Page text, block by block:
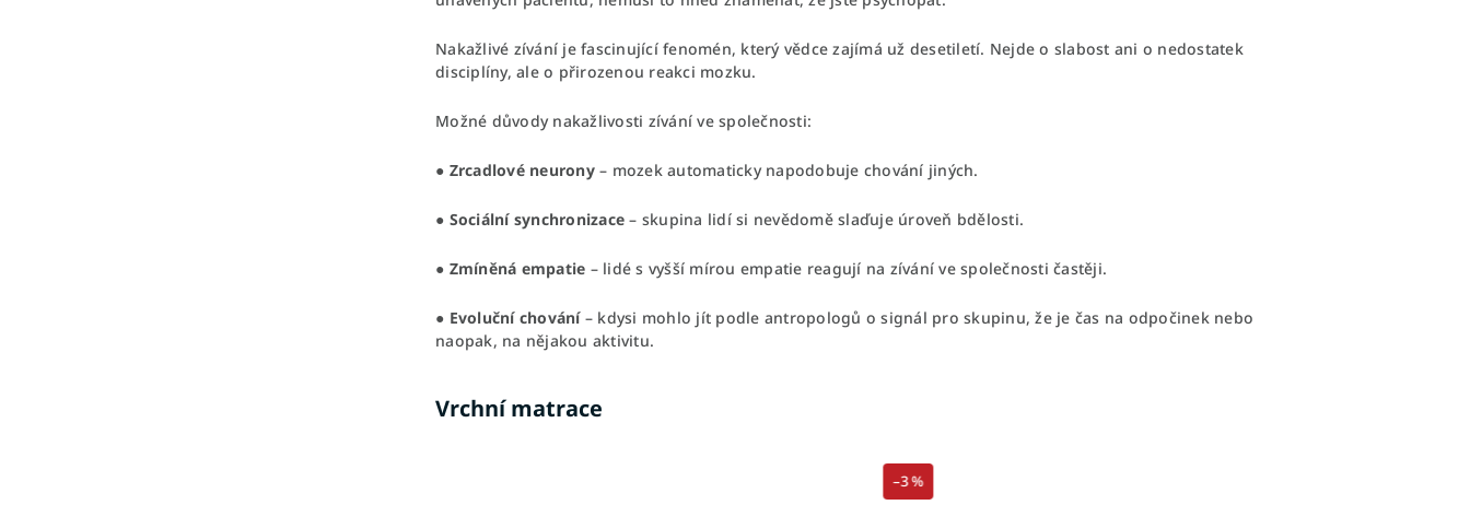
Nakažlivé zívání je fascinující fenomén, který vědce zajímá už desetiletí. Nejde o slabost ani o nedostatek
disciplíny, ale o přirozenou reakci mozku.
Možné důvody nakažlivosti zívání ve společnosti:
● Zrcadlové neurony– mozek automaticky napodobuje chování jiných.
● Sociální synchronizace – skupina lidí si nevědomě slaďuje úroveň bdělosti.
● Zmíněná empatie – lidé s vyšší mírou empatie reagují na zívání ve společnosti častěji.
● Evoluční chování– kdysi mohlo jít podle antropologů o signál pro skupinu, že je čas na odpočinek nebo
naopak, na nějakou aktivitu.
Vrchní matrace
–3 %